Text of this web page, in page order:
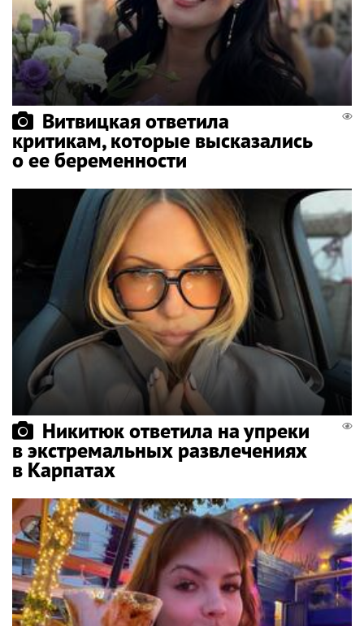
Витвицкая ответила
критикам, которые высказались
о ее беременности
Никитюк ответила на упреки
в экстремальных развлечениях
в Карпатах